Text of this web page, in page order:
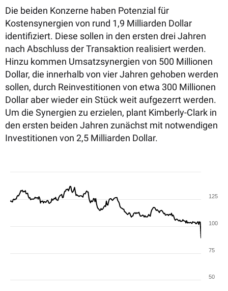
Die beiden Konzerne haben Potenzial für
Kostensynergien von rund 1,9 Milliarden Dollar
identifiziert. Diese sollen in den ersten drei Jahren
nach Abschluss der Transaktion realisiert werden.
Hinzu kommen Umsatzsynergien von 500 Millionen
Dollar, die innerhalb von vier Jahren gehoben werden
sollen, durch Reinvestitionen von etwa 300 Millionen
Dollar aber wieder ein Stück weit aufgezerrt werden.
Um die Synergien zu erzielen, plant Kimberly-Clark in
den ersten beiden Jahren zunächst mit notwendigen
Investitionen von 2,5 Milliarden Dollar.
50
75
100
125